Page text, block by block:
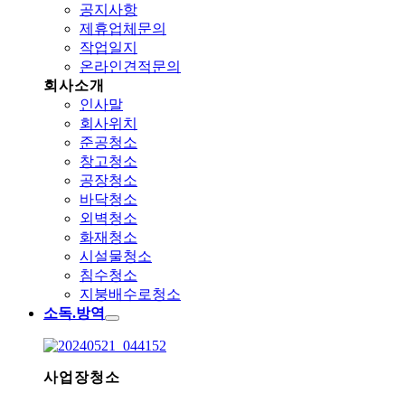
공지사항
제휴업체문의
작업일지
온라인견적문의
회사소개
인사말
회사위치
준공청소
창고청소
공장청소
바닥청소
외벽청소
화재청소
시설물청소
침수청소
지붕배수로청소
소독.방역
사업장청소